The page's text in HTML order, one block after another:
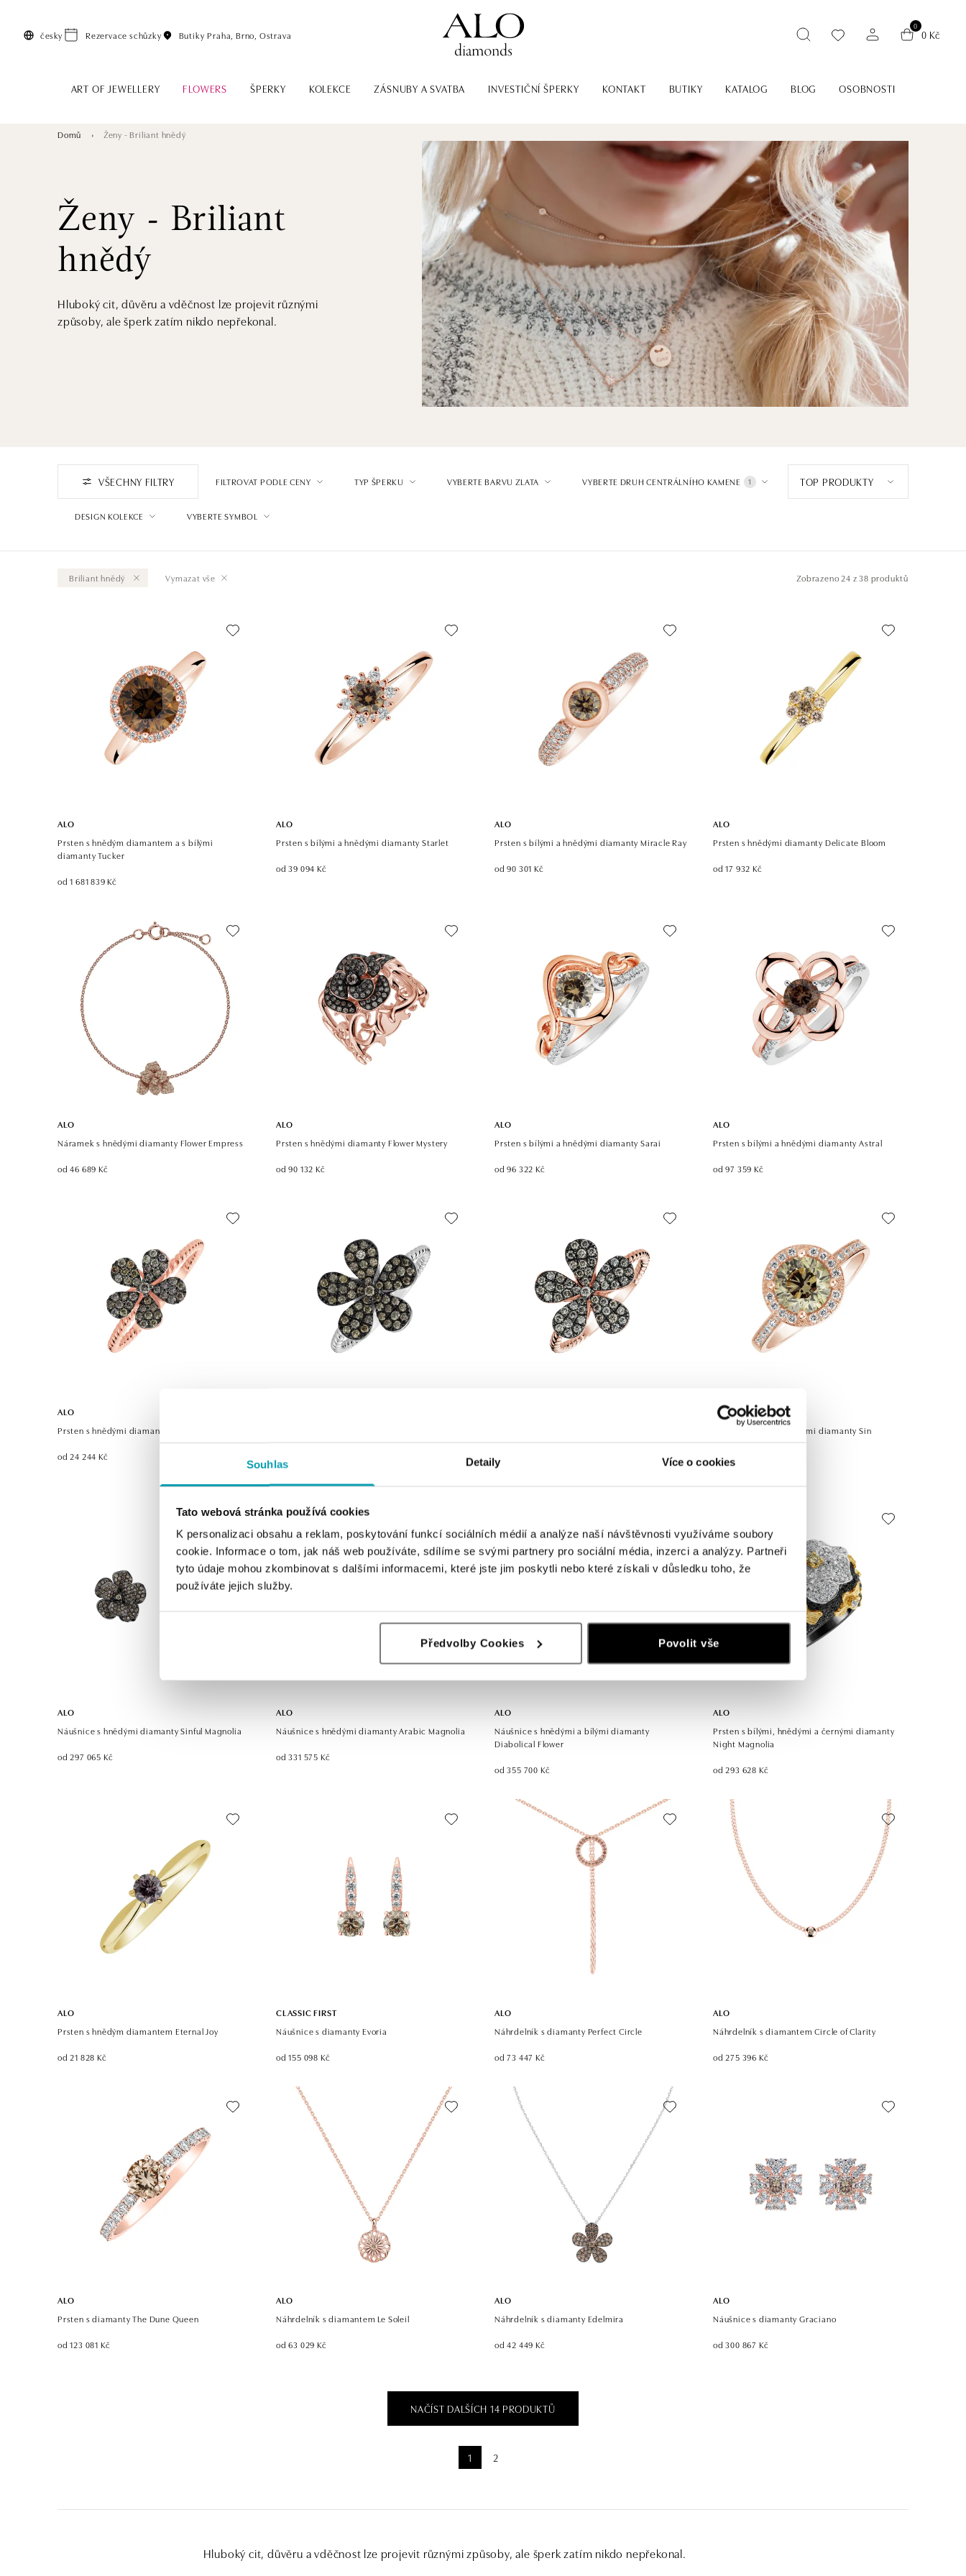
Souhlas Detaily Více o cookies
Tato webová stránka používá cookies
K personalizaci obsahu a reklam, poskytování funkcí sociálních médií a analýze naší návštěvnosti využíváme soubory
cookie. Informace o tom, jak náš web používáte, sdílíme se svými partnery pro sociální média, inzerci a analýzy. Partneři
tyto údaje mohou zkombinovat s dalšími informacemi, které jste jim poskytli nebo které získali v důsledku toho, že
používáte jejich služby.
Předvolby Cookies Povolit vše
česky Rezervace schůzky Butiky Praha, Brno, Ostrava
0
0 Kč
ART OF JEWELLERY FLOWERS ŠPERKY KOLEKCE ZÁSNUBY A SVATBA INVESTIČNÍ ŠPERKY KONTAKT BUTIKY KATALOG BLOG OSOBNOSTI
Domů Ženy - Briliant hnědý
Ženy - Briliant
hnědý
Hluboký cit, důvěru a vděčnost lze projevit různými
způsoby, ale šperk zatím nikdo nepřekonal.
VŠECHNY FILTRY FILTROVAT PODLE CENY TYP ŠPERKU VYBERTE BARVU ZLATA VYBERTE DRUH CENTRÁLNÍHO KAMENE 1
DESIGN KOLEKCE VYBERTE SYMBOL
TOP PRODUKTY
Briliant hnědý Vymazat vše Zobrazeno24 z 38 produktů
ALO
Prsten s hnědým diamantem a s bílými
diamanty Tucker
od 1 681 839 Kč
ALO
Prsten s bílými a hnědými diamanty Starlet
od 39 094 Kč
ALO
Prsten s bílými a hnědými diamanty Miracle Ray
od 90 301 Kč
ALO
Prsten s hnědými diamanty Delicate Bloom
od 17 932 Kč
ALO
Náramek s hnědými diamanty Flower Empress
od 46 689 Kč
ALO
Prsten s hnědými diamanty Flower Mystery
od 90 132 Kč
ALO
Prsten s bílými a hnědými diamanty Sarai
od 96 322 Kč
ALO
Prsten s bílými a hnědými diamanty Astral
od 97 359 Kč
ALO
Prsten s hnědými diamanty Sun Daisy
od 24 244 Kč
ALO
Prsten s bílými a hnědými diamanty Sin
od 297 285 Kč
ALO
Náušnice s hnědými diamanty Sinful Magnolia
od 297 065 Kč
ALO
Náušnice s hnědými diamanty Arabic Magnolia
od 331 575 Kč
ALO
Náušnice s hnědými a bílými diamanty
Diabolical Flower
od 355 700 Kč
ALO
Prsten s bílými, hnědými a černými diamanty
Night Magnolia
od 293 628 Kč
ALO
Prsten s hnědým diamantem Eternal Joy
od 21 828 Kč
CLASSIC FIRST
Náušnice s diamanty Evoria
od 155 098 Kč
ALO
Náhrdelník s diamanty Perfect Circle
od 73 447 Kč
ALO
Náhrdelník s diamantem Circle of Clarity
od 275 396 Kč
ALO
Prsten s diamanty The Dune Queen
od 123 081 Kč
ALO
Náhrdelník s diamantem Le Soleil
od 63 029 Kč
ALO
Náhrdelník s diamanty Edelmira
od 42 449 Kč
ALO
Náušnice s diamanty Graciano
od 300 867 Kč
NAČÍST DALŠÍCH 14 PRODUKTŮ
1 2
Hluboký cit, důvěru a vděčnost lze projevit různými způsoby, ale šperk zatím nikdo nepřekonal.